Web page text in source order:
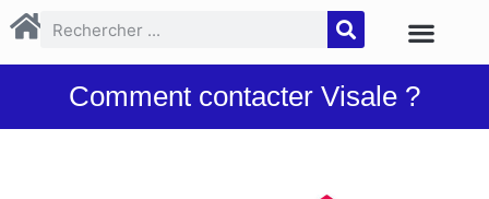
Comment contacter Visale ?